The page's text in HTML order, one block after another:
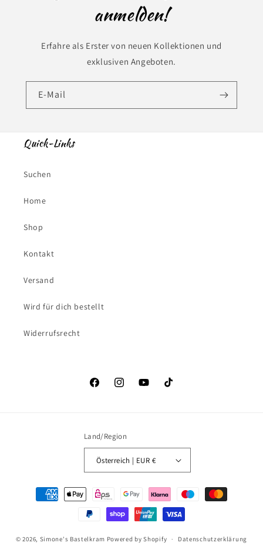
anmelden!
Erfahre als Erster von neuen Kollektionen und
exklusiven Angeboten.
E-Mail
Quick-Links
Suchen
Home
Shop
Kontakt
Versand
Wird für dich bestellt
Widerrufsrecht
FacebookInstagramYouTubeTikTok
Land/Region
Österreich | EUR €
Zahlungsmethoden
© 2026, Simone's Bastelkram Powered by Shopify Datenschutzerklärung